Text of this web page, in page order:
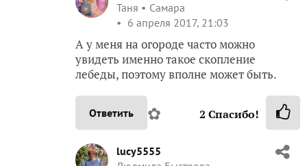
Таня
Самара
6 апреля 2017, 21:03
А у меня на огороде часто можно
увидеть именно такое скопление
лебеды, поэтому вполне может быть.
Ответить ✿ 2 Спасибо!
lucy5555